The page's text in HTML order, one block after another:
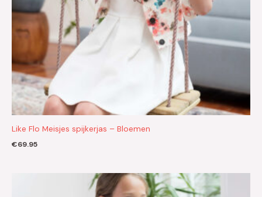
Like Flo Meisjes spijkerjas – Bloemen
€69.95